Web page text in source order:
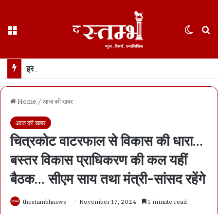
Home / आज की खबर
आज की खबर
चित्रकोट वाटरफाल से विकास की धारा…
बस्तर विकास प्राधिकरण की कल यहीं
बैठक… सीएम साय तथा मंत्री-सांसद रहेंगे
thestambhnews November 17, 2024 1 minute read